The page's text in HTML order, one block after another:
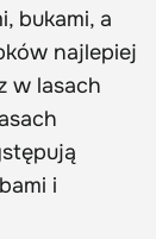
bukami, a
najlepiej
w lasach
i